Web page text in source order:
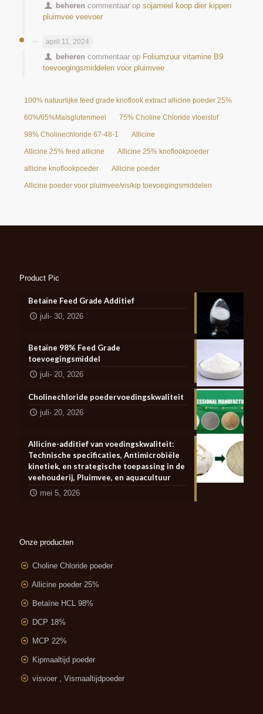
beheren commentaar opsojameel koop dier kippen
pluimvee veevoer
april 11, 2024
beheren commentaar op Foliumzuur vitamine B9
toevoegingsmiddelen voor pluimvee
100% natuurlijke feed grade knoflook extract allicine poeder 25%
60%/65%Maïsglutenmeel 75% Choline Chloride vloeistof
98% Cholinechloride 67-48-1 Allicine
Allicine 25% feed allicine Allicine 25% knoflookpoeder
allicine knoflookpoeder Allicine poeder
Allicine poeder voor pluimvee/vis/kip toevoegingsmiddelen
Product Pic
Betaïne Feed Grade Additief
juli- 30, 2026
Betaïne 98% Feed Grade
toevoegingsmiddel
juli- 20, 2026
Cholinechloride poedervoedingskwaliteit
juli- 20, 2026
Allicine-additief van voedingskwaliteit:
Technische specificaties, Antimicrobiële
kinetiek, en strategische toepassing in de
veehouderij, Pluimvee, en aquacultuur
mei 5, 2026
Onze producten
Choline Chloride poeder
Allicine poeder 25%
Betaïne HCL 98%
DCP 18%
MCP 22%
Kipmaaltijd poeder
visvoer , Vismaaltijdpoeder